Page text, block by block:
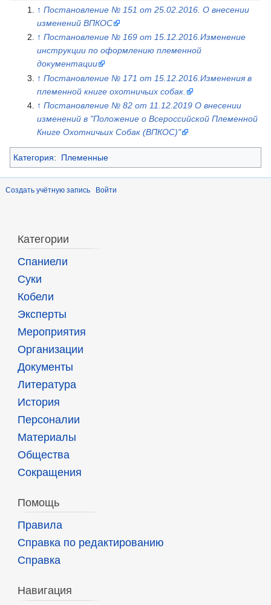
↑ Постановление № 151 от 25.02.2016. О внесении
изменений ВПКОС
↑ Постановление № 169 от 15.12.2016.Изменение
инструкции по оформлению племенной
документации
↑ Постановление № 171 от 15.12.2016.Изменения в
племенной книге охотничьих собак.
↑ Постановление № 82 от 11.12.2019 О внесении
изменений в "Положение о Всероссийской Племенной
Книге Охотничьих Собак (ВПКОС)"
Категория: Племенные
Создать учётную запись Войти
Категории
Спаниели
Суки
Кобели
Эксперты
Мероприятия
Организации
Документы
Литература
История
Персоналии
Материалы
Общества
Сокращения
Помощь
Правила
Справка по редактированию
Справка
Навигация